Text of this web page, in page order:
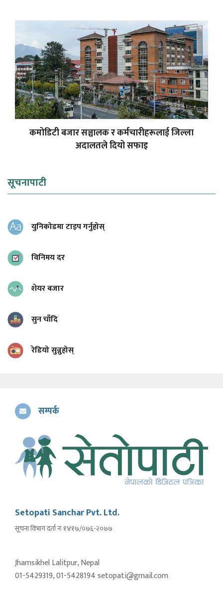
कमोडिटी बजार सञ्चालक र कर्मचारीहरूलाई जिल्ला
अदालतले दियो सफाइ
सूचनापाटी
युनिकोडमा टाइप गर्नुहोस्
विनिमय दर
शेयर बजार
सुन चाँदि
रेडियो सुन्नुहोस्
सम्पर्क
Setopati Sanchar Pvt. Ltd.
सूचना विभाग दर्ता नंः १४१७/०७६-२०७७
Jhamsikhel Lalitpur, Nepal
01-5429319, 01-5428194 setopati@gmail.com